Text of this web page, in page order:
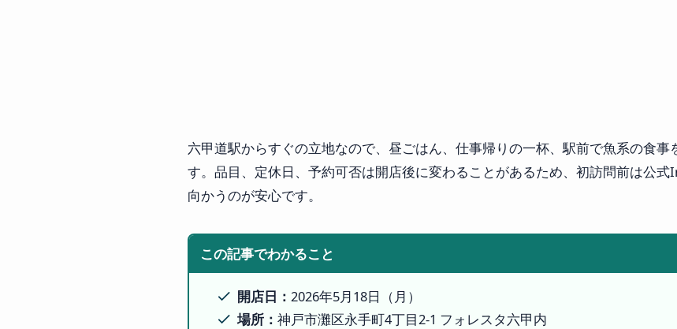
六甲道駅からすぐの立地なので、昼ごはん、仕事帰りの一杯、駅前で魚系の食
す。品目、定休日、予約可否は開店後に変わることがあるため、初訪問前は公
向かうのが安心です。
この記事でわかること
開店日： 2026年5月18日（月）
場所： 神戸市灘区永手町4丁目2-1 フォレスタ六甲内